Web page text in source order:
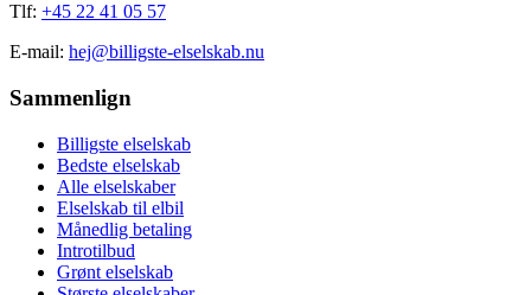
Tlf: +45 22 41 05 57
E-mail: hej@billigste-elselskab.nu
Sammenlign
Billigste elselskab
Bedste elselskab
Alle elselskaber
Elselskab til elbil
Månedlig betaling
Introtilbud
Grønt elselskab